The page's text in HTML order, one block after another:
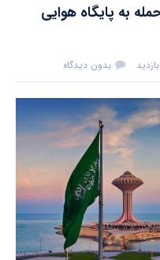
به پایگاه هوایی
بدون دیدگاه